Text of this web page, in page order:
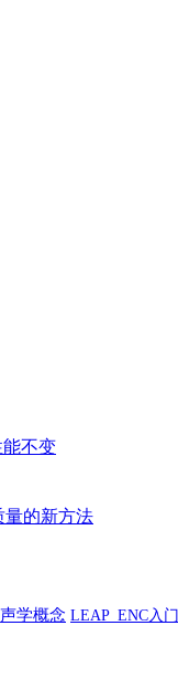
能不变
量的新方法
声学概念 LEAP_ENC入门